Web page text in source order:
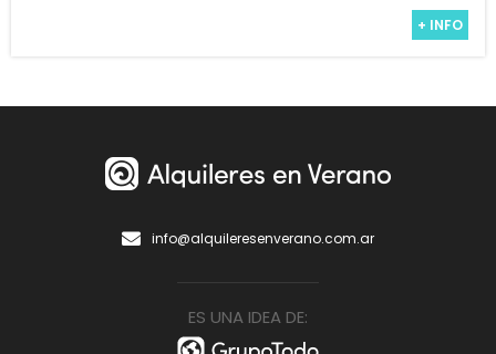
+ INFO
info@alquileresenverano.com.ar
ES UNA IDEA DE: